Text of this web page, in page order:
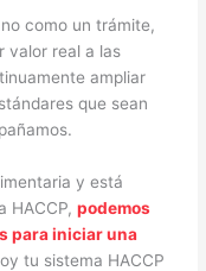
como un trámite,
valor real a las
ampliar
que sean
y está
HACCP,podemos
para iniciar una
tu sistema HACCP